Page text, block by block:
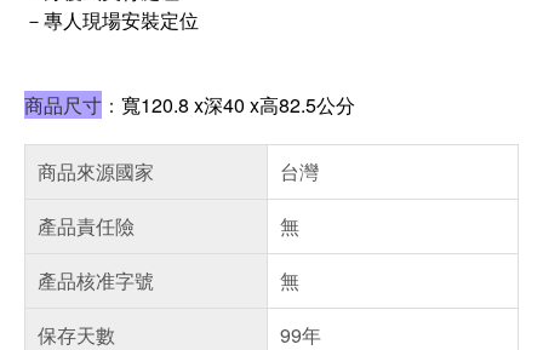
－專人現場安裝定位
商品尺寸 ： 寬120.8 x深40 x高82.5公分
商品來源國家
台灣
產品責任險
無
產品核准字號
無
保存天數
99年